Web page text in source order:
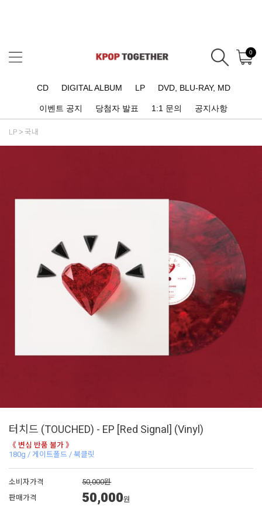
0
CD DIGITAL ALBUM LP DVD, BLU-RAY, MD
이벤트 공지 당첨자 발표 1:1 문의 공지사항
LP 국내
터치드 (TOUCHED) - EP [Red Signal] (Vinyl)
《 변심 반품 불가 》
180g / 게이트폴드 / 북클릿
소비자가격
50,000원
판매가격
50,000원